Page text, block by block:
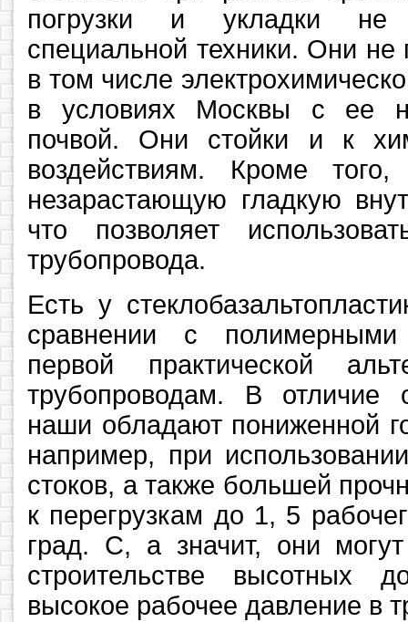
погрузки и укладки не
специальной техники. Они
в том числе
в условиях Москвы с ее
почвой. Они стойки и к
воздействиям. Кроме
незарастающую гладкую
что позволяет
трубопровода.
Есть у
сравнении с
первой практической
трубопроводам. В отличие
наши обладают пониженной
например, при
стоков, а также большей
к перегрузкам до 1, 5
град. С, а значит, они
строительстве высотных
высокое рабочее давление в